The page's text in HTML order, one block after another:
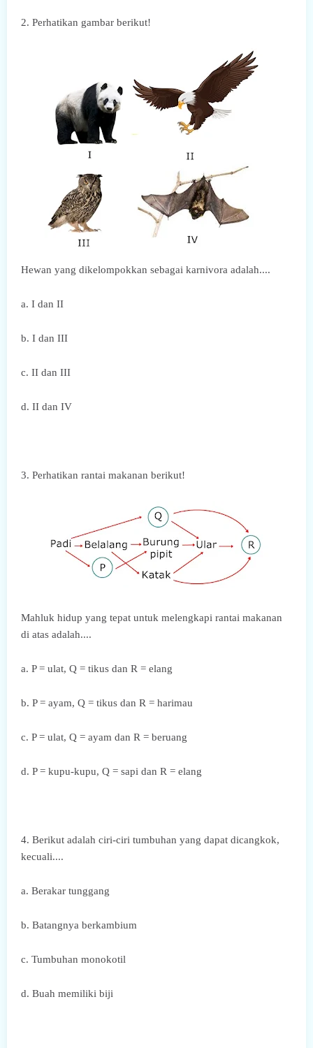
2. Perhatikan gambar berikut!
Hewan yang dikelompokkan sebagai karnivora adalah....
a. I dan II
b. I dan III
c. II dan III
d. II dan IV
3. Perhatikan rantai makanan berikut!
Mahluk hidup yang tepat untuk melengkapi rantai makanan
di atas adalah....
a. P = ulat, Q = tikus dan R = elang
b. P = ayam, Q = tikus dan R = harimau
c. P = ulat, Q = ayam dan R = beruang
d. P = kupu-kupu, Q = sapi dan R = elang
4. Berikut adalah ciri-ciri tumbuhan yang dapat dicangkok,
kecuali....
a. Berakar tunggang
b. Batangnya berkambium
c. Tumbuhan monokotil
d. Buah memiliki biji